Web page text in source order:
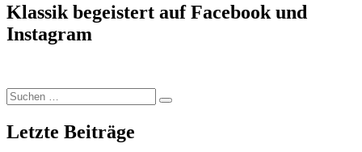
Klassik begeistert auf Facebook und
Instagram
Suchen
nach:
Suchen
Letzte Beiträge